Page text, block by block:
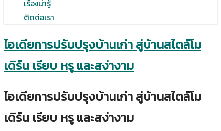
เรื่องน่ารู้
ติดต่อเรา
ไอเดียการปรับปรุงบ้านเก่า สู่บ้านสไตล์โม
เดิร์น เรียบ หรู และสง่างาม
ไอเดียการปรับปรุงบ้านเก่า สู่บ้านสไตล์โม
เดิร์น เรียบ หรู และสง่างาม